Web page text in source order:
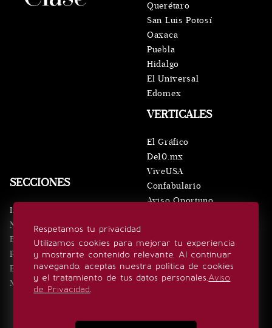
Respetamos tu privacidad
Utilizamos cookies para mejorar tu experiencia
y mostrarte contenido relevante. Al continuar
navegando, aceptas nuestra política de cookies
y el tratamiento de tus datos personales.Aviso
de Privacidad.
SECCIONES
Inicio
Noticias
Eventos
Realeza
Estilo de vida
Minuto x Minuto
VERTICALES
El Gráfico
De10.mx
ViveUSA
Confabulario
Aviso Oportuno
Querétaro
San Luis Potosí
Oaxaca
Puebla
Hidalgo
El Universal
Edomex
SÍGUENOS